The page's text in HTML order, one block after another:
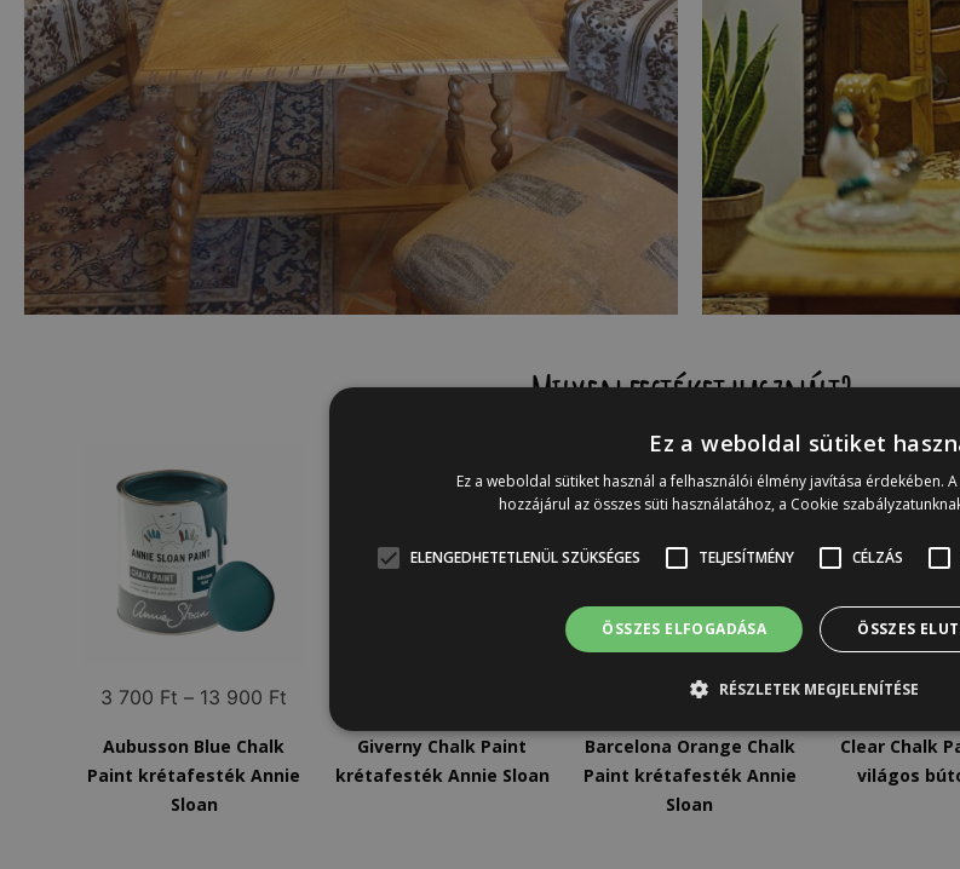
Milyen festéket használt?
3 700 Ft – 13 900 Ft
Aubusson Blue Chalk
Paint krétafesték Annie
Sloan
Giverny Chalk Paint
krétafesték Annie Sloan
13 900Ft
Barcelona Orange Chalk
Paint krétafesték Annie
Sloan
3 700Ft
Clear Chalk
világos
Ez a weboldal sütiket
Ez a weboldal sütiket használ a felhasználói élmény javítása érdekében.
hozzájárul az összes süti használatához, a Cookie
ELENGEDHETETLENÜL SZÜKSÉGES TELJESÍTMÉNY CÉLZÁS
ÖSSZES ELFOGADÁSA ÖSSZES
RÉSZLETEK MEGJELENÍTÉSE